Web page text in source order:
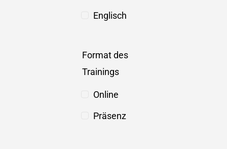
Englisch
Format des
Trainings
Online
Präsenz